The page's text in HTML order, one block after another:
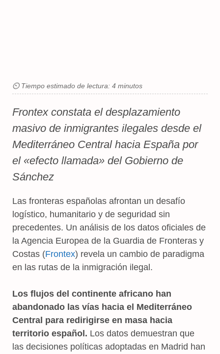
⏲ Tiempo estimado de lectura: 4 minutos
Frontex constata el desplazamiento
masivo de inmigrantes ilegales desde el
Mediterráneo Central hacia España por
el «efecto llamada» del Gobierno de
Sánchez
Las fronteras españolas afrontan un desafío
logístico, humanitario y de seguridad sin
precedentes. Un análisis de los datos oficiales de
la Agencia Europea de la Guardia de Fronteras y
Costas (Frontex) revela un cambio de paradigma
en las rutas de la inmigración ilegal.
Los flujos del continente africano han
abandonado las vías hacia el Mediterráneo
Central para redirigirse en masa hacia
territorio español. Los datos demuestran que
las decisiones políticas adoptadas en Madrid han